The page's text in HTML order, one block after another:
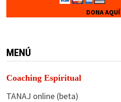
DONA AQUÍ
MENÚ
Coaching Espiritual
TANAJ online (beta)